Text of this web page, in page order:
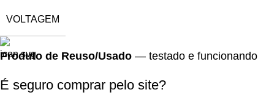
VOLTAGEM
Produto de Reuso/Usado — testado e funcionando
É seguro comprar pelo site?